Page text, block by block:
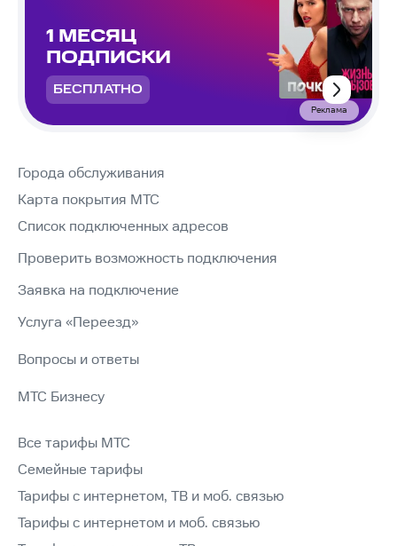
1 МЕСЯЦ
ПОДПИСКИ
БЕСПЛАТНО
Реклама
Города обслуживания
Карта покрытия МТС
Список подключенных адресов
Проверить возможность подключения
Заявка на подключение
Услуга «Переезд»
Вопросы и ответы
МТС Бизнесу
Все тарифы МТС
Семейные тарифы
Тарифы с интернетом, ТВ и моб. связью
Тарифы с интернетом и моб. связью